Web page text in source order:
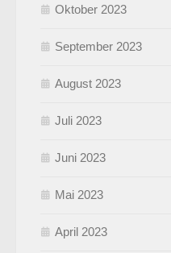
Oktober 2023
September 2023
August 2023
Juli 2023
Juni 2023
Mai 2023
April 2023